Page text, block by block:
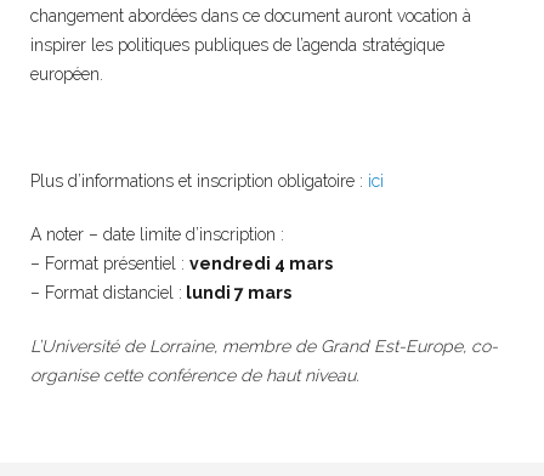
changement abordées dans ce document auront vocation à
inspirer les politiques publiques de l’agenda stratégique
européen.
Plus d’informations et inscription obligatoire : ici
A noter – date limite d’inscription :
– Format présentiel : vendredi 4 mars
– Format distanciel : lundi 7 mars
L’Université de Lorraine, membre de Grand Est-Europe, co-
organise cette conférence de haut niveau.